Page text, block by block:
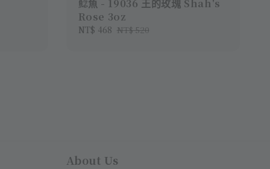
鯰魚 - 19036 王的玫瑰 Shah's
Rose 3oz
Sale
NT$ 468 Regular
NT$ 520
About Us